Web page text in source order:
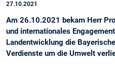
27.10.2021
Am 26.10.2021 bekam Herr
und internationales
Landentwicklung die
Verdienste um die Umwelt